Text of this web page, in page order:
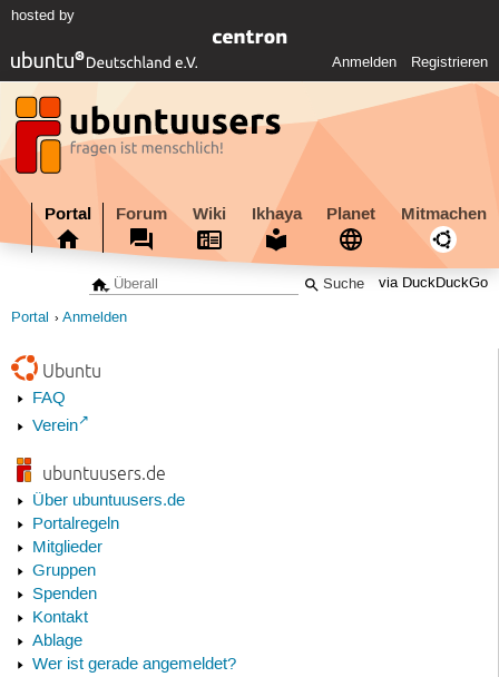
hosted by
Anmelden Registrieren
Portal Forum Wiki Ikhaya Planet Mitmachen
via DuckDuckGo
Portal Anmelden
Ubuntu
FAQ
Verein
ubuntuusers.de
Über ubuntuusers.de
Portalregeln
Mitglieder
Gruppen
Spenden
Kontakt
Ablage
Wer ist gerade angemeldet?